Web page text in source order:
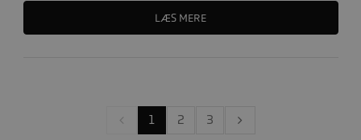
LÆS MERE
1 2 3